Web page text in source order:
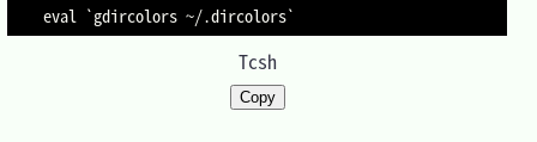
eval `gdircolors ~/.dircolors`
Tcsh
Copy